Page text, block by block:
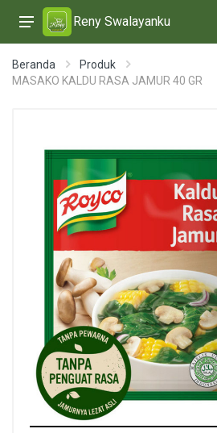
Reny Swalayanku
Beranda
Produk
MASAKO KALDU RASA JAMUR 40 GR